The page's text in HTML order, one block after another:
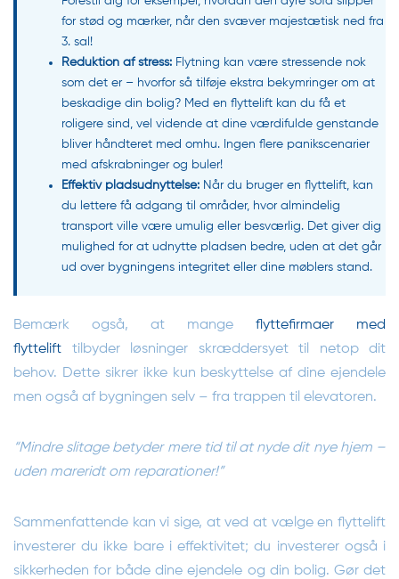
for stød og mærker, når den svæver majestætisk ned fra
3. sal!
Reduktion af stress: Flytning kan være stressende nok
som det er – hvorfor så tilføje ekstra bekymringer om at
beskadige din bolig? Med en flyttelift kan du få et
roligere sind, vel vidende at dine værdifulde genstande
bliver håndteret med omhu. Ingen flere panikscenarier
med afskrabninger og buler!
Effektiv pladsudnyttelse: Når du bruger en flyttelift, kan
du lettere få adgang til områder, hvor almindelig
transport ville være umulig eller besværlig. Det giver dig
mulighed for at udnytte pladsen bedre, uden at det går
ud over bygningens integritet eller dine møblers stand.
Bemærk også, at mange flyttefirmaer med
flyttelift tilbyder løsninger skræddersyet til netop dit
behov. Dette sikrer ikke kun beskyttelse af dine ejendele
men også af bygningen selv – fra trappen til elevatoren.
“Mindre slitage betyder mere tid til at nyde dit nye hjem –
uden mareridt om reparationer!”
Sammenfattende kan vi sige, at ved at vælge en flyttelift
investerer du ikke bare i effektivitet; du investerer også i
sikkerheden for både dine ejendele og din bolig. Gør det